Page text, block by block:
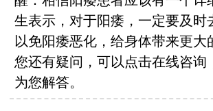
生表示，对于阳痿，一定要及时
以免阳痿恶化，给身体带来更大
您还有疑问，可以点击在线咨询
为您解答。